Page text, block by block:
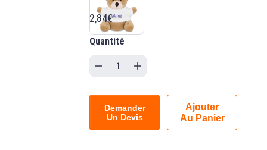
2,84€
Quantité
Demander
Un Devis
Ajouter
Au Panier